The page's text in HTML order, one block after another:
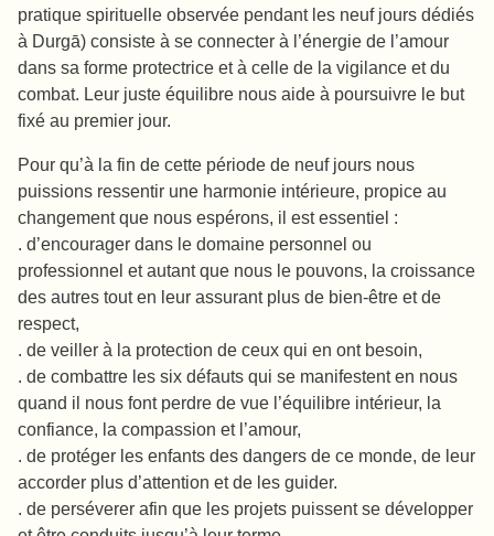
pratique spirituelle observée pendant les neuf jours dédiés
à Durgā) consiste à se connecter à l’énergie de l’amour
dans sa forme protectrice et à celle de la vigilance et du
combat. Leur juste équilibre nous aide à poursuivre le but
fixé au premier jour.
Pour qu’à la fin de cette période de neuf jours nous
puissions ressentir une harmonie intérieure, propice au
changement que nous espérons, il est essentiel :
. d’encourager dans le domaine personnel ou
professionnel et autant que nous le pouvons, la croissance
des autres tout en leur assurant plus de bien-être et de
respect,
. de veiller à la protection de ceux qui en ont besoin,
. de combattre les six défauts qui se manifestent en nous
quand il nous font perdre de vue l’équilibre intérieur, la
confiance, la compassion et l’amour,
. de protéger les enfants des dangers de ce monde, de leur
accorder plus d’attention et de les guider.
. de perséverer afin que les projets puissent se développer